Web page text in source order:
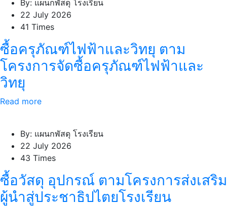
By: แผนกพัสดุ โรงเรียน
22 July 2026
41 Times
ซื้อครุภัณฑ์ไฟฟ้าและวิทยุ ตาม
โครงการจัดซื้อครุภัณฑ์ไฟฟ้าและ
วิทยุ
Read more
By: แผนกพัสดุ โรงเรียน
22 July 2026
43 Times
ซื้อวัสดุ อุปกรณ์ ตามโครงการส่งเสริม
ผู้นำสู่ประชาธิปไตยโรงเรียน